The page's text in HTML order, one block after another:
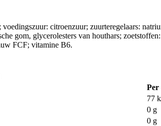
citroenzuur; zuurteregelaars:
gom, glycerolesters van houthars;
FCF; vitamine B6.
Per
77
0 g
0 g